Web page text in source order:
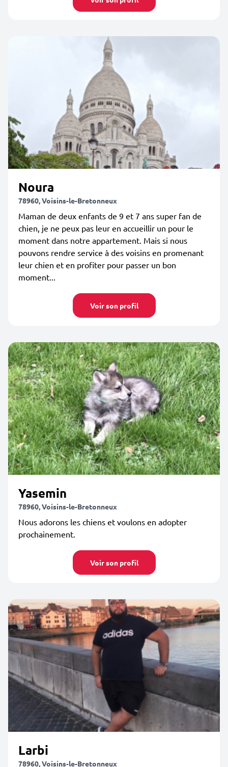
Noura
78960, Voisins-le-Bretonneux
Maman de deux enfants de 9 et 7 ans super fan de
chien, je ne peux pas leur en accueillir un pour le
moment dans notre appartement. Mais si nous
pouvons rendre service à des voisins en promenant
leur chien et en profiter pour passer un bon
moment...
Voir son profil
Yasemin
78960, Voisins-le-Bretonneux
Nous adorons les chiens et voulons en adopter
prochainement.
Voir son profil
Larbi
78960, Voisins-le-Bretonneux